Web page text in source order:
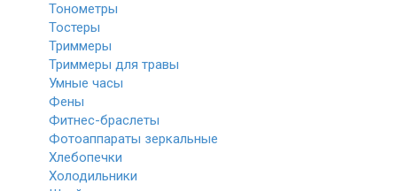
Тонометры
Тостеры
Триммеры
Триммеры для травы
Умные часы
Фены
Фитнес-браслеты
Фотоаппараты зеркальные
Хлебопечки
Холодильники